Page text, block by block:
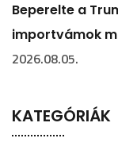
Beperelte a
importvámok
2026.08.05.
KATEGÓRIÁK